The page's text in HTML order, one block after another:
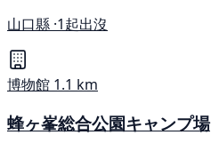
山口縣 ·1起出沒
博物館 1.1 km
蜂ヶ峯総合公園キャンプ場